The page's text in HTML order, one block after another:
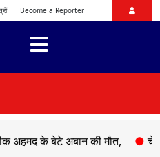
Become a Reporter
बेटे अबान की मौत, ●चेहल्लुम पर